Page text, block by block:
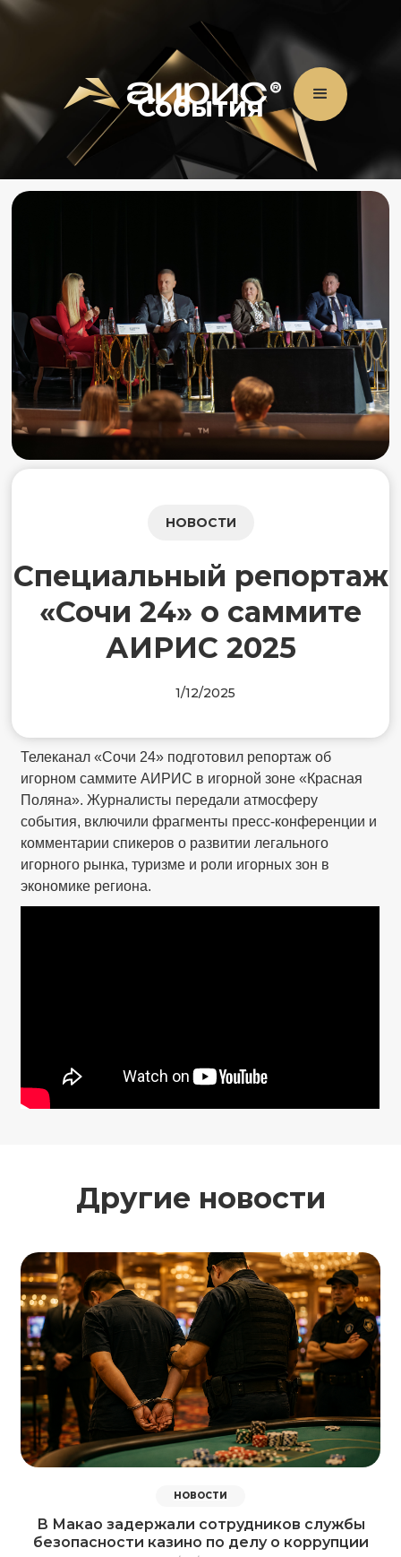
События
НОВОСТИ
Специальный репортаж
«Сочи 24» о саммите
АИРИС 2025
1/12/2025
Телеканал «Сочи 24» подготовил репортаж об
игорном саммите АИРИС в игорной зоне «Красная
Поляна». Журналисты передали атмосферу
события, включили фрагменты пресс-конференции и
комментарии спикеров о развитии легального
игорного рынка, туризме и роли игорных зон в
экономике региона.
Другие новости
НОВОСТИ
В Макао задержали сотрудников службы
безопасности казино по делу о коррупции